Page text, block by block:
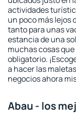
actividades
un poco más lejos
tanto para unas
estancia de una
muchas cosas
obligatorio.
a hacer las
negocios ahora
Abau - los